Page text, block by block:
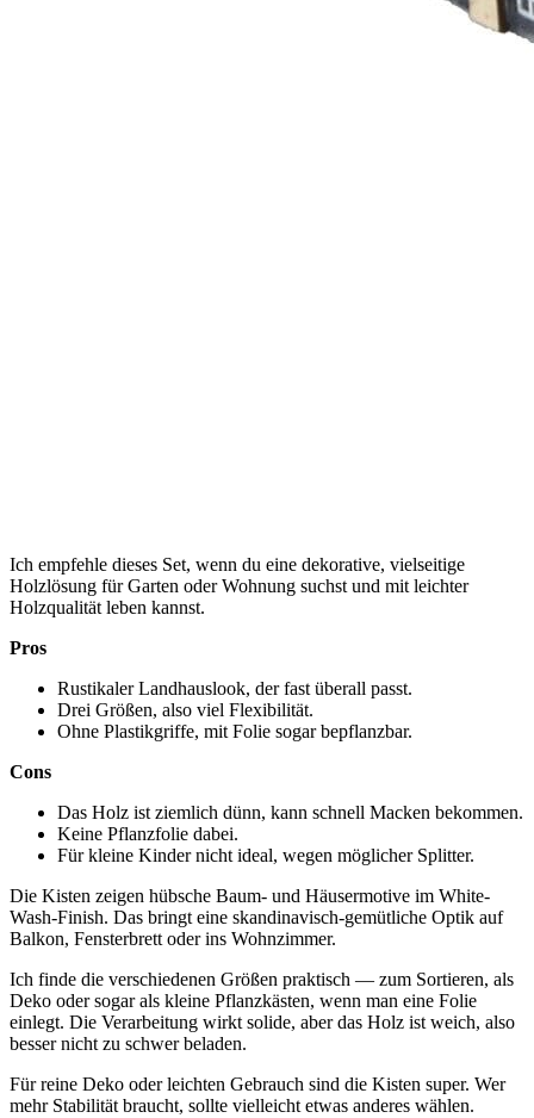
Ich empfehle dieses Set, wenn du eine dekorative, vielseitige
Holzlösung für Garten oder Wohnung suchst und mit leichter
Holzqualität leben kannst.
Pros
Rustikaler Landhauslook, der fast überall passt.
Drei Größen, also viel Flexibilität.
Ohne Plastikgriffe, mit Folie sogar bepflanzbar.
Cons
Das Holz ist ziemlich dünn, kann schnell Macken bekommen.
Keine Pflanzfolie dabei.
Für kleine Kinder nicht ideal, wegen möglicher Splitter.
Die Kisten zeigen hübsche Baum- und Häusermotive im White-
Wash-Finish. Das bringt eine skandinavisch-gemütliche Optik auf
Balkon, Fensterbrett oder ins Wohnzimmer.
Ich finde die verschiedenen Größen praktisch — zum Sortieren, als
Deko oder sogar als kleine Pflanzkästen, wenn man eine Folie
einlegt. Die Verarbeitung wirkt solide, aber das Holz ist weich, also
besser nicht zu schwer beladen.
Für reine Deko oder leichten Gebrauch sind die Kisten super. Wer
mehr Stabilität braucht, sollte vielleicht etwas anderes wählen.